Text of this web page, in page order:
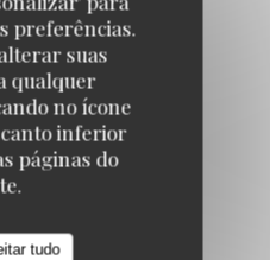
preferências.
suas
qualquer
no ícone
inferior
páginas do
tudo